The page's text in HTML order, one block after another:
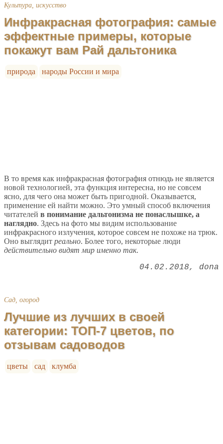
Культура, искусство
Инфракрасная фотография: самые
эффектные примеры, которые
покажут вам Рай дальтоника
природа народы России и мира
В то время как инфракрасная фотография отнюдь не является
новой технологией, эта функция интересна, но не совсем
ясно, для чего она может быть пригодной. Оказывается,
применение ей найти можно. Это умный способ включения
читателей в понимание дальтонизма не понаслышке, а
наглядно. Здесь на фото мы видим использование
инфракрасного излучения, которое совсем не похоже на трюк.
Оно выглядит реально. Более того, некоторые люди
действительно видят мир именно так.
04.02.2018 dona
Сад, огород
Лучшие из лучших в своей
категории: ТОП-7 цветов, по
отзывам садоводов
цветы сад клумба